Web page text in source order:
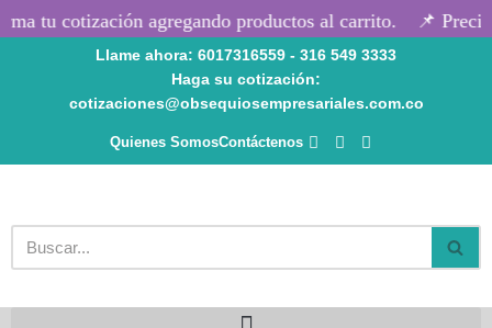
contenido
tu cotización agregando productos al carrito. 📌
Llame ahora: 6017316559 - 316 549 3333
Haga su cotización:
cotizaciones@obsequiosempresariales.com.co
Quienes SomosContáctenos